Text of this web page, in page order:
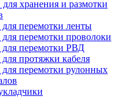
хранения и размотки
перемотки ленты
перемотки проволоки
перемотки РВД
протяжки кабеля
перемотки рулонных